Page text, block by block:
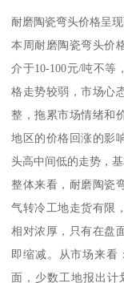
耐磨陶瓷弯头价格呈
本周耐磨陶瓷弯头价
介于10-100元/吨不等
格走势较弱，市场心
整，拖累市场情绪和
地区的价格回涨的影
头高中间低的走势，
整体来看，耐磨陶瓷
气转冷工地走货有限
相对浓厚，只有在盘
即缩减。从市场来看
面，少数工地报出计